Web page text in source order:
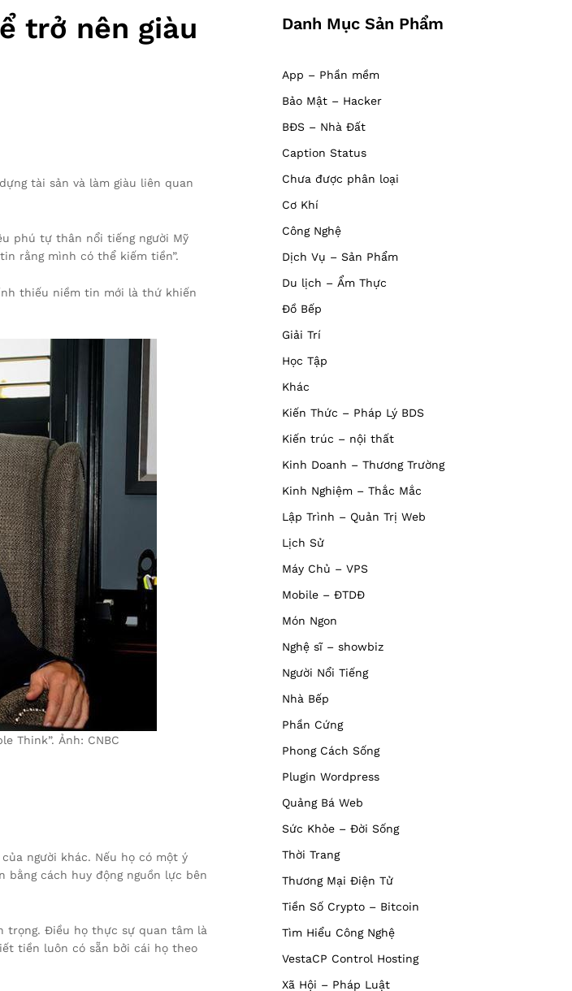
trở nên giàu
tài sản và làm giàu liên quan
phú tự thân nổi tiếng người Mỹ
rằng mình có thể kiếm tiền”.
thiếu niềm tin mới là thứ khiến
Think”. Ảnh: CNBC
người khác. Nếu họ có một ý
bằng cách huy động nguồn lực bên
trọng. Điều họ thực sự quan tâm là
tiền luôn có sẵn bởi cái họ theo
Danh Mục Sản Phẩm
App – Phần mềm
Bảo Mật – Hacker
BĐS – Nhà Đất
Caption Status
Chưa được phân loại
Cơ Khí
Công Nghệ
Dịch Vụ – Sản Phẩm
Du lịch – Ẩm Thực
Đồ Bếp
Giải Trí
Học Tập
Khác
Kiến Thức – Pháp Lý BDS
Kiến trúc – nội thất
Kinh Doanh – Thương Trường
Kinh Nghiệm – Thắc Mắc
Lập Trình – Quản Trị Web
Lịch Sử
Máy Chủ – VPS
Mobile – ĐTDĐ
Món Ngon
Nghệ sĩ – showbiz
Người Nổi Tiếng
Nhà Bếp
Phần Cứng
Phong Cách Sống
Plugin Wordpress
Quảng Bá Web
Sức Khỏe – Đời Sống
Thời Trang
Thương Mại Điện Tử
Tiền Số Crypto – Bitcoin
Tìm Hiểu Công Nghệ
VestaCP Control Hosting
Xã Hội – Pháp Luật